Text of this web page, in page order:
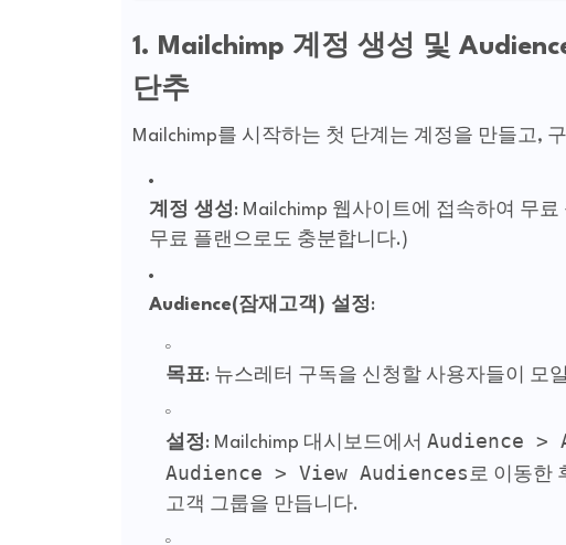
1. Mailchimp 계정 생성 및
단추
Mailchimp를 시작하는 첫 단계는 계정을 만들고,
계정 생성: Mailchimp 웹사이트에 접속하여 무
무료 플랜으로도 충분합니다.)
Audience(잠재고객) 설정:
목표: 뉴스레터 구독을 신청할 사용자들이 모
설정: Mailchimp 대시보드에서 Audience >
Audience > View Audiences로 이동한
고객 그룹을 만듭니다.